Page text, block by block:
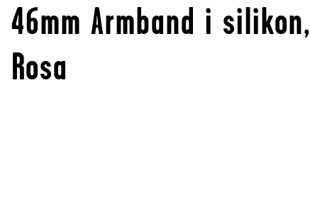
46mm Armband i silikon,
Rosa